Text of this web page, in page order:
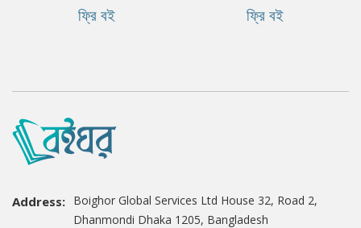
ফ্রি বই ফ্রি বই
Address: Boighor Global Services Ltd House 32, Road 2,
Dhanmondi Dhaka 1205, Bangladesh